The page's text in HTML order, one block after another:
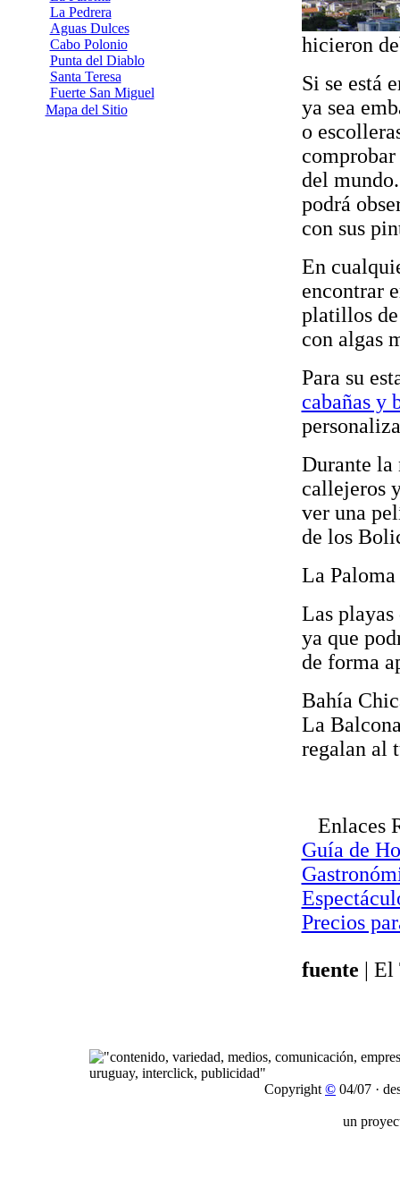
La Pedrera
Aguas Dulces
Cabo Polonio
Punta del Diablo
Santa Teresa
Fuerte San Miguel
Mapa del Sitio
hicieron
Si se está
ya sea
o
del
podrá
con sus
En
encontrar
platillos
con algas
Para su
cabañas y
Durante la
callejeros
ver una
de los
La
Las playas
ya que
de forma
Bahía
La
regalan al
Enlaces
Guía de
Precios
fuente |
Copyright © 04/07 ·
un